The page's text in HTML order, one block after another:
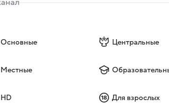
Основные Центральные
Местные
HD Для взрослых